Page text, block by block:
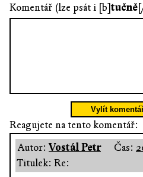
Komentář (lze psát i [b]tučně
Vylít
Reagujete na tento komentář:
Autor:Vostál Petr Čas:
Titulek: Re: